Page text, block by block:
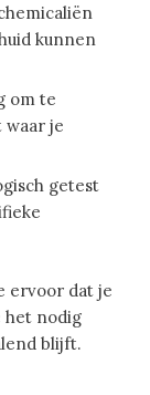
kunnen
om te
je
getest
ervoor dat je
het nodig
blijft.